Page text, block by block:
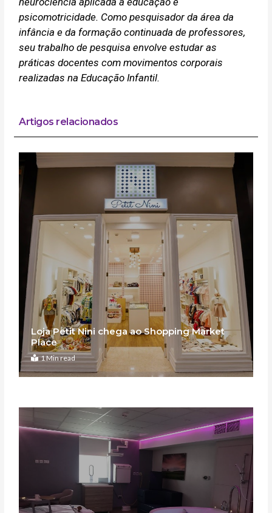
psicomotricidade. Como pesquisador da área da
infância e da formação continuada de professores,
seu trabalho de pesquisa envolve estudar as
práticas docentes com movimentos corporais
realizadas na Educação Infantil.
Artigos relacionados
Loja Petit Nini chega ao Shopping Market
Place
1 Min read